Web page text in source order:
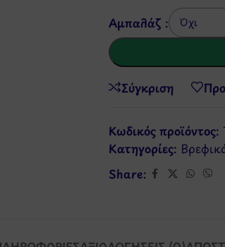
Αμπαλάζ :
Σύγκριση
Κωδικός προϊόντος:
Κατηγορίες:
Share: